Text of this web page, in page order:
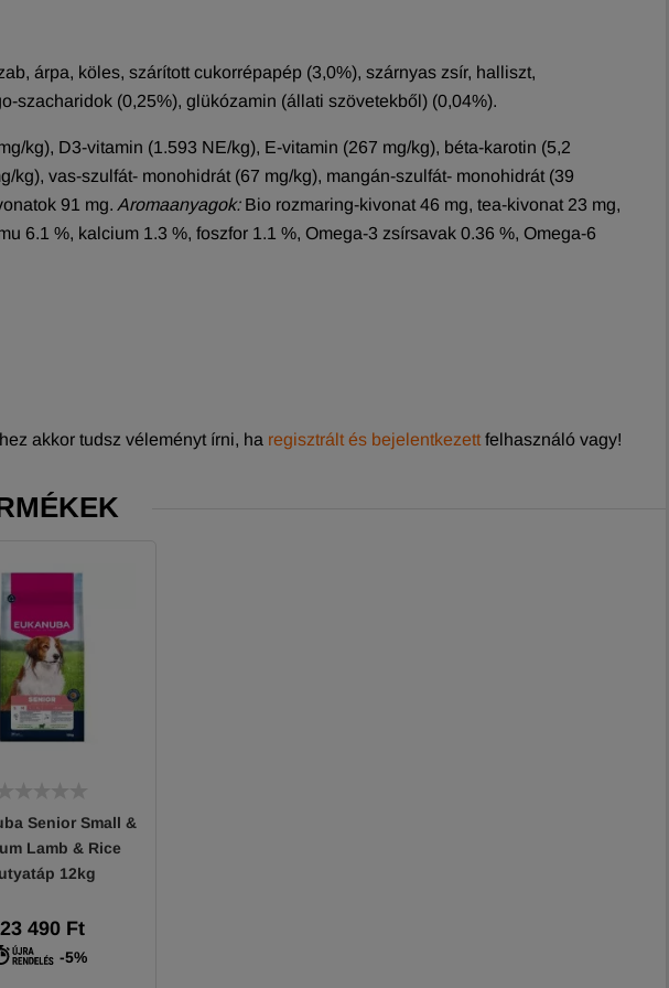
árpa, köles, szárított cukorrépapép (3,0%), szárnyas zsír, halliszt,
szacharidok (0,25%), glükózamin (állati szövetekből) (0,04%).
kg), D3-vitamin (1.593 NE/kg), E-vitamin (267 mg/kg), béta-karotin (5,2
vas-szulfát- monohidrát (67 mg/kg), mangán-szulfát- monohidrát (39
91 mg. Aromaanyagok:Bio rozmaring-kivonat 46 mg, tea-kivonat 23 mg,
6.1 %, kalcium 1.3 %, foszfor 1.1 %, Omega-3 zsírsavak 0.36 %, Omega-6
akkor tudsz véleményt írni, ha regisztrált és bejelentkezett felhasználó vagy!
Senior Small &
Lamb & Rice
12kg
23 490 Ft
-5%